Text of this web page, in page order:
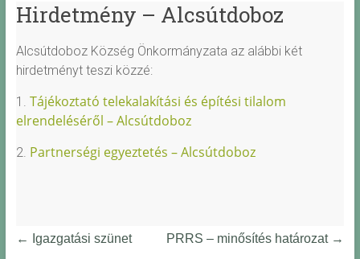
Hirdetmény – Alcsútdoboz
Alcsútdoboz Község Önkormányzata az alábbi két
hirdetményt teszi közzé:
1. Tájékoztató telekalakítási és építési tilalom
elrendeléséről – Alcsútdoboz
2. Partnerségi egyeztetés – Alcsútdoboz
← Igazgatási szünet PRRS – minősítés határozat →